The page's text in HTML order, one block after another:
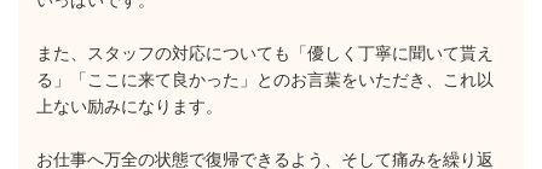
また、スタッフの対応についても「優しく丁寧に聞いて貰え
る」「ここに来て良かった」とのお言葉をいただき、これ以
上ない励みになります。
​お仕事へ万全の状態で復帰できるよう、そして痛みを繰り返